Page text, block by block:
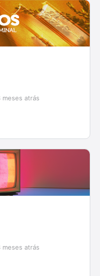
meses atrás
meses atrás